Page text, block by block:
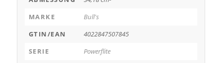
MARKE
Bull's
GTIN/EAN
4022847507845
SERIE
Powerflite